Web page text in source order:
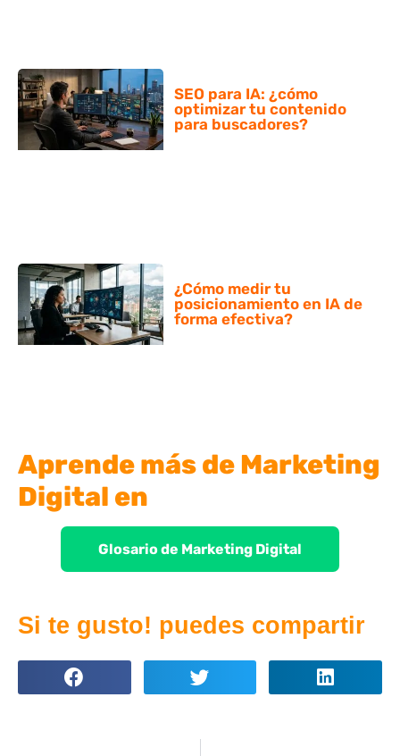
SEO para IA: ¿cómo
optimizar tu contenido
para buscadores?
¿Cómo medir tu
posicionamiento en IA de
forma efectiva?
Aprende más de Marketing
Digital en
Glosario de Marketing Digital
Si te gusto! puedes compartir